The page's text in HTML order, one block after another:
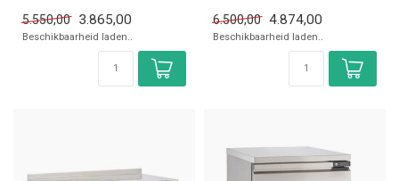
✓ Ge...
5.550,00 3.865,00
Beschikbaarheid laden..
6.500,00 4.874,00
Beschikbaarheid laden..